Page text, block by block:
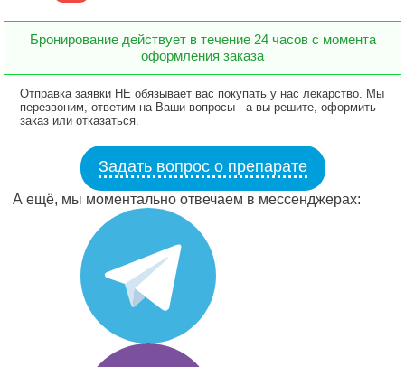
Бронирование действует в течение 24 часов с момента
оформления заказа
Отправка заявки НЕ обязывает вас покупать у нас лекарство. Мы
перезвоним, ответим на Ваши вопросы - а вы решите, оформить
заказ или отказаться.
Задать вопрос о препарате
А ещё, мы моментально отвечаем в мессенджерах: